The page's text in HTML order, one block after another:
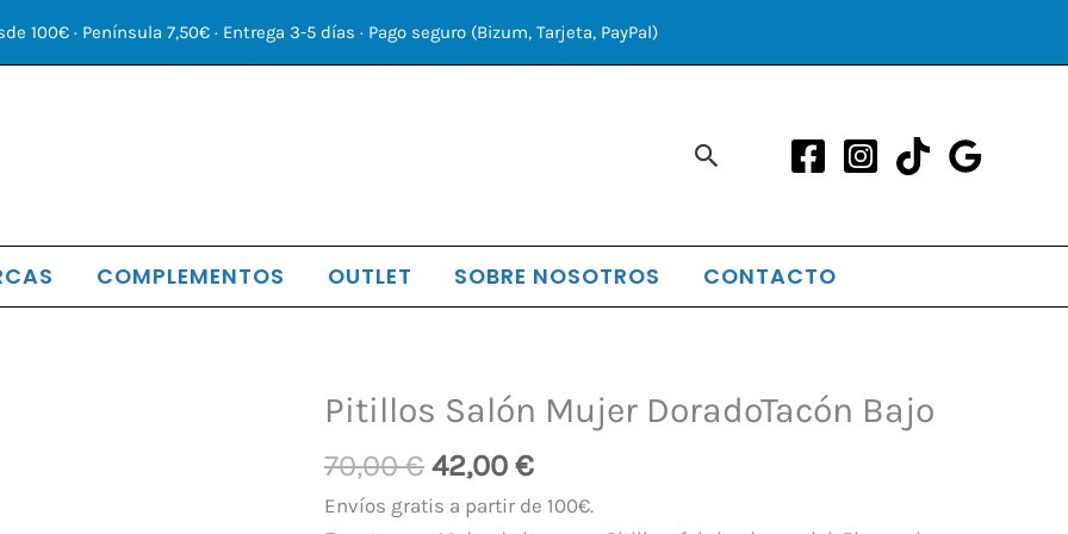
100€ · Península 7,50€ · Entrega 3-5 días · Pago seguro (Bizum, Tarjeta, PayPal)
Buscar
COMPLEMENTOS OUTLET SOBRE NOSOTROS CONTACTO
Pitillos Salón Mujer DoradoTacón Bajo
70,00€
El
original
era:
42,00 €
El
precio
actual
es:
Envíos gratis a partir de 100€.
Pitillos
Mujer
DoradoTacón